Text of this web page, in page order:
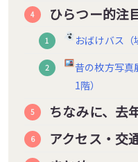
ひらつー的注
おばけバス（
昔の枚方写真
1階）
ちなみに、去
アクセス・交